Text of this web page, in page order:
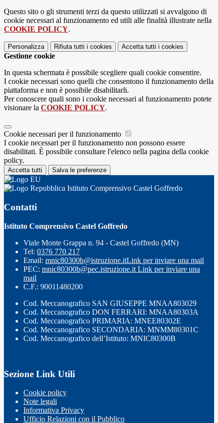
Questo sito o gli strumenti terzi da questo utilizzati si avvalgono di
cookie necessari al funzionamento ed utili alle finalità illustrate nella
COOKIE POLICY.
Personalizza Rifiuta tutti i cookies Accetta tutti i cookies
Gestione cookie
In questa schermata è possibile scegliere quali cookie consentire.
I cookie necessari sono quelli che consentono il funzionamento della
piattaforma e non è possibile disabilitarli.
Per conoscere quali sono i cookie necessari al funzionamento potete
visionare la COOKIE POLICY.
Cookie necessari per il funzionamento
I cookie necessari per il funzionamento non possono essere
disabilitati. È possibile consultare l'elenco nella pagina della cookie
policy.
Accetta tutti Salva le preferenze
Istituto Comprensivo Castel Goffredo
Contatti
Istituto Comprensivo Castel Goffredo
Viale Monte Grappa n. 94 - Castel Goffredo (MN)
Tel: 0376 770 217
Email: mnic80300b@istruzione.itLink per inviare una mail
PEC: mnic80300b@pec.istruzione.it Link per inviare una
mail
C.F.: 90011480200
Cod. Meccanografico SAN GIUSEPPE MNAA803029
Cod. Meccanografico DON FERRARI: MNAA80303A
Cod. Meccanografico PRIMARIA: MNEE80302E
Cod. Meccanografico SECONDARIA: MNMM80301C
Cod. Meccanografico dell’Istituto: MNIC80300B
Sezione Link Utili
Cookie policy
Note legali
Informativa Privacy
Ufficio Relazioni con il Pubblico